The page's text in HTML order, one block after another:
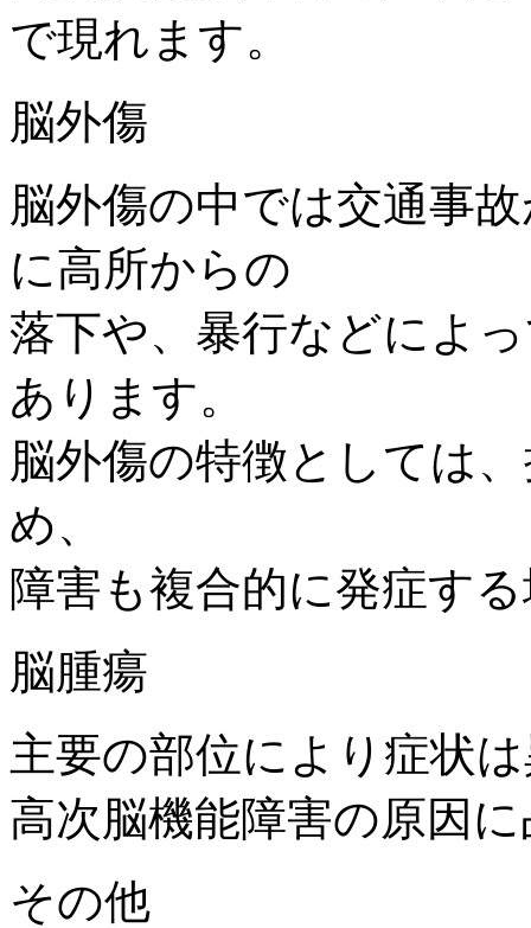
で現れます。
脳外傷
脳外傷の中では交通事
に高所からの
落下や、暴行などによ
あります。
脳外傷の特徴としては
め、
障害も複合的に発症す
脳腫瘍
主要の部位により症状
高次脳機能障害の原因
その他